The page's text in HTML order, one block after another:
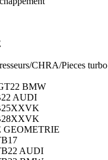
CHRA/Pieces turbo
BMW
AUDI
GEOMETRIE
AUDI